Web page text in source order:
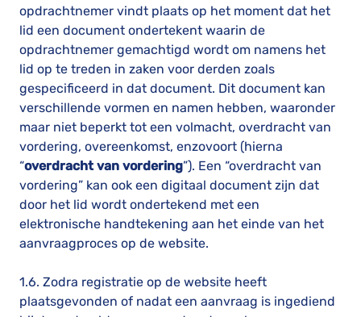
opdrachtnemer vindt plaats op het moment dat het
lid een document ondertekent waarin de
opdrachtnemer gemachtigd wordt om namens het
lid op te treden in zaken voor derden zoals
gespecificeerd in dat document. Dit document kan
verschillende vormen en namen hebben, waaronder
maar niet beperkt tot een volmacht, overdracht van
vordering, overeenkomst, enzovoort (hierna
“overdracht van vordering”). Een “overdracht van
vordering” kan ook een digitaal document zijn dat
door het lid wordt ondertekend met een
elektronische handtekening aan het einde van het
aanvraagproces op de website.
1.6. Zodra registratie op de website heeft
plaatsgevonden of nadat een aanvraag is ingediend